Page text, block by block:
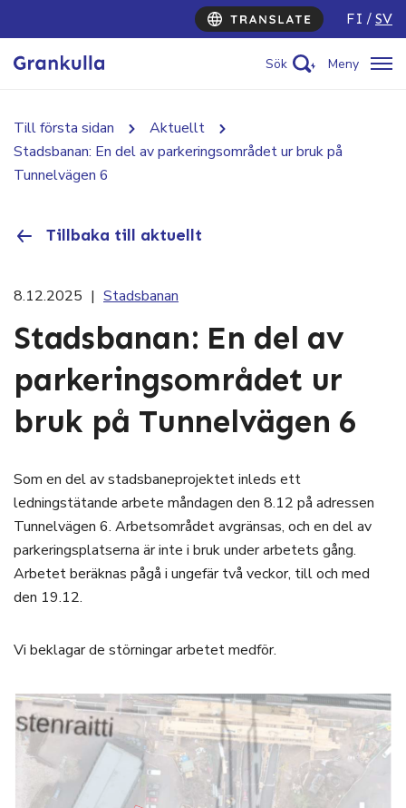
FI SV
Sök Meny
Till första sidan
Aktuellt
Stadsbanan: En del av parkeringsområdet ur bruk på
Tunnelvägen 6
Tillbaka till aktuellt
8.12.2025 | Stadsbanan
Stadsbanan: En del av
parkeringsområdet ur
bruk på Tunnelvägen 6
Som en del av stadsbaneprojektet inleds ett
ledningstätande arbete måndagen den 8.12 på adressen
Tunnelvägen 6. Arbetsområdet avgränsas, och en del av
parkeringsplatserna är inte i bruk under arbetets gång.
Arbetet beräknas pågå i ungefär två veckor, till och med
den 19.12.
Vi beklagar de störningar arbetet medför.